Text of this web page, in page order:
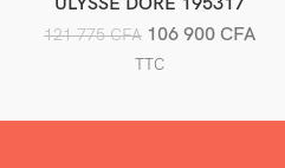
121 775CFA 106 900 CFA
TTC